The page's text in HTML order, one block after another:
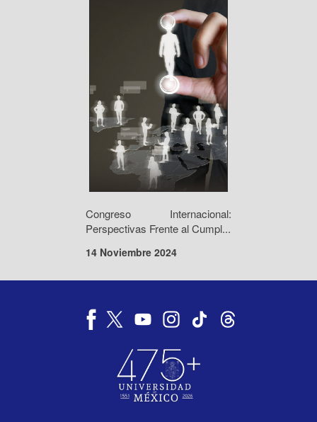
Congreso Internacional:
Perspectivas Frente al Cumpl...
14 Noviembre 2024